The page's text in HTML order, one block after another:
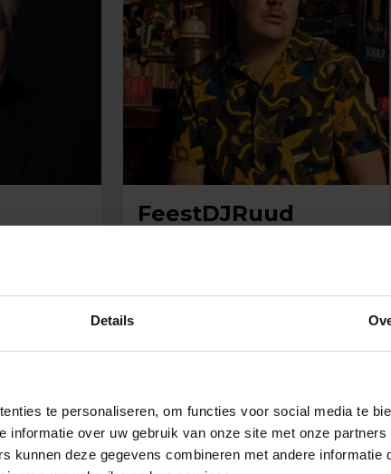
Details
te personaliseren, om functies voor social media te
informatie over uw gebruik van onze site met onze
kunnen deze gegevens combineren met andere informatie
FeestDJRuud